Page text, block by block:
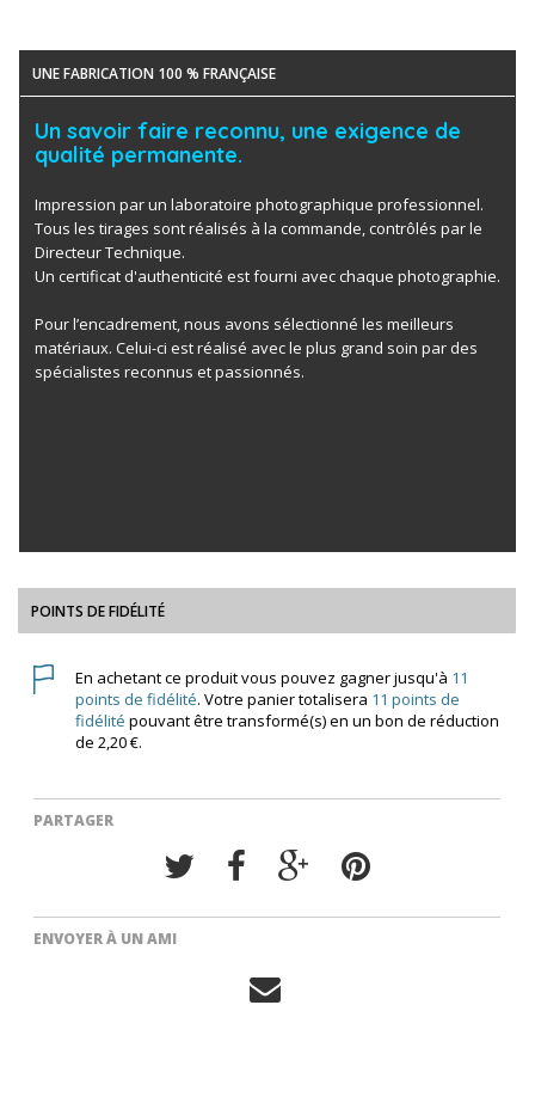
UNE FABRICATION 100 % FRANÇAISE
Un savoir faire reconnu, une exigence de
qualité permanente.
Impression par un laboratoire photographique professionnel.
Tous les tirages sont réalisés à la commande, contrôlés par le
Directeur Technique.
Un certificat d'authenticité est fourni avec chaque photographie.
Pour l’encadrement, nous avons sélectionné les meilleurs
matériaux. Celui-ci est réalisé avec le plus grand soin par des
spécialistes reconnus et passionnés.
POINTS DE FIDÉLITÉ
En achetant ce produit vous pouvez gagner jusqu'à 11
points de fidélité. Votre panier totalisera 11 points de
fidélité pouvant être transformé(s) en un bon de réduction
de 2,20 €.
PARTAGER
ENVOYER À UN AMI